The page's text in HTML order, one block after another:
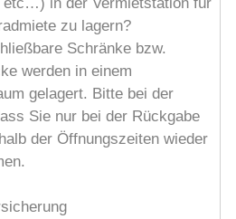
zu lagern?
Schränke bzw.
werden in einem
gelagert. Bitte bei der
Sie nur bei der Rückgabe
der Öffnungszeiten wieder